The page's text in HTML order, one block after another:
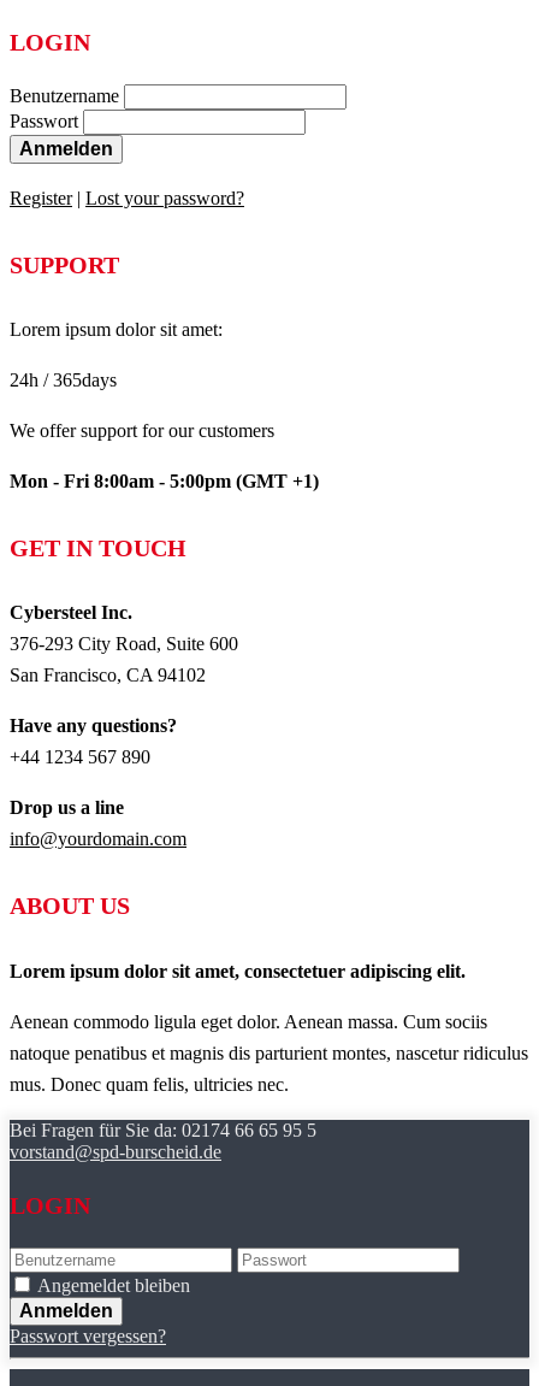
LOGIN
Benutzername
Passwort
Anmelden
Register| Lost your password?
SUPPORT
Lorem ipsum dolor sit amet:
24h / 365days
We offer support for our customers
Mon - Fri 8:00am - 5:00pm (GMT +1)
GET IN TOUCH
Cybersteel Inc.
376-293 City Road, Suite 600
San Francisco, CA 94102
Have any questions?
+44 1234 567 890
Drop us a line
info@yourdomain.com
ABOUT US
Lorem ipsum dolor sit amet, consectetuer adipiscing elit.
Aenean commodo ligula eget dolor. Aenean massa. Cum sociis
natoque penatibus et magnis dis parturient montes, nascetur ridiculus
mus. Donec quam felis, ultricies nec.
Bei Fragen für Sie da: 02174 66 65 95 5
vorstand@spd-burscheid.de
LOGIN
Angemeldet bleiben
Passwort vergessen?